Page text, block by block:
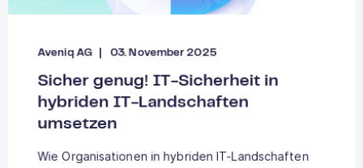
Aveniq AG 03. November 2025
Sicher genug! IT-Sicherheit in
hybriden IT-Landschaften
umsetzen
Wie Organisationen in hybriden IT-Landschaften